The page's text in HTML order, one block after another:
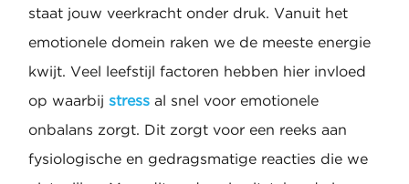
staat jouw veerkracht onder druk. Vanuit het
emotionele domein raken we de meeste energie
kwijt. Veel leefstijl factoren hebben hier invloed
op waarbij stress al snel voor emotionele
onbalans zorgt. Dit zorgt voor een reeks aan
fysiologische en gedragsmatige reacties die we